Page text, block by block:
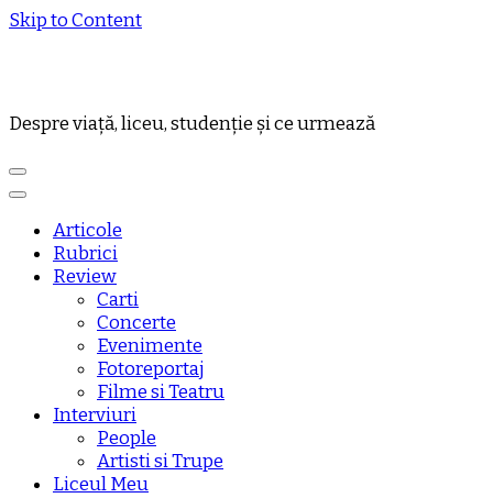
Skip to Content
Despre viață, liceu, studenție și ce urmează
Articole
Rubrici
Review
Carti
Concerte
Evenimente
Fotoreportaj
Filme si Teatru
Interviuri
People
Artisti si Trupe
Liceul Meu